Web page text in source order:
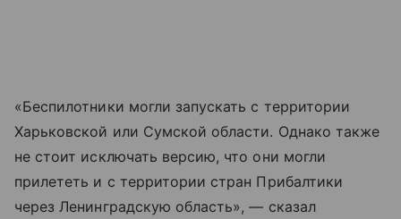
«Беспилотники могли запускать с территории
Харьковской или Сумской области. Однако также
не стоит исключать версию, что они могли
прилететь и с территории стран Прибалтики
через Ленинградскую область», — сказал